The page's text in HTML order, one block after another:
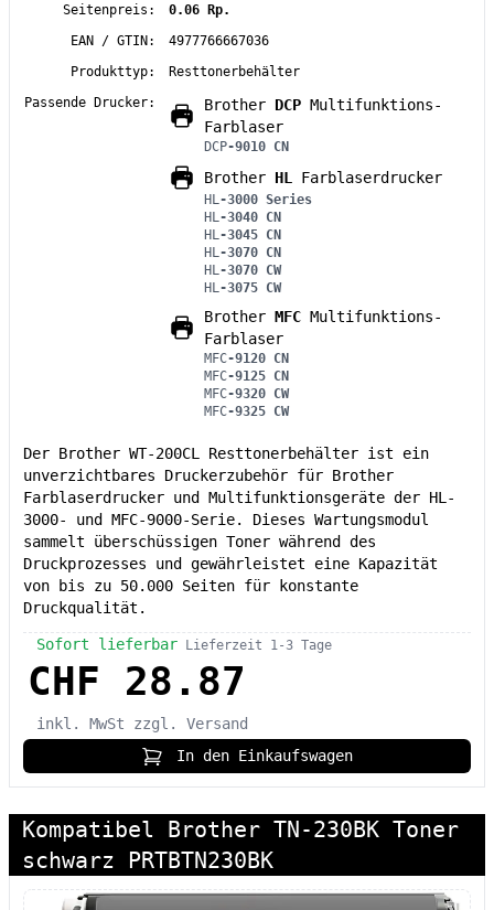
Seitenpreis:
0.06 Rp.
EAN / GTIN:
4977766667036
Produkttyp:
Resttonerbehälter
Passende Drucker:
Brother DCP Multifunktions-
Farblaser
DCP-9010 CN
Brother HL Farblaserdrucker
HL -3000 Series
HL -3040 CN
HL -3045 CN
HL -3070 CN
HL -3070 CW
HL -3075 CW
Brother MFC Multifunktions-
Farblaser
MFC-9120 CN
MFC-9125 CN
MFC-9320 CW
MFC-9325 CW
Der Brother WT-200CL Resttonerbehälter ist ein
unverzichtbares Druckerzubehör für Brother
Farblaserdrucker und Multifunktionsgeräte der HL-
3000- und MFC-9000-Serie. Dieses Wartungsmodul
sammelt überschüssigen Toner während des
Druckprozesses und gewährleistet eine Kapazität
von bis zu 50.000 Seiten für konstante
Druckqualität.
Sofort lieferbar Lieferzeit 1-3 Tage
CHF 28.87
inkl. MwSt
zzgl. Versand
In den Einkaufswagen
Kompatibel Brother TN-230BK Toner
schwarz PRTBTN230BK